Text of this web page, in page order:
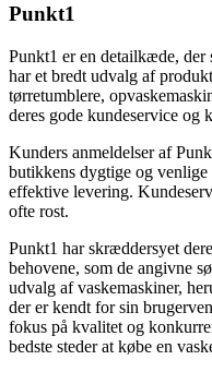
Punkt1
Punkt1 er en detailkæde, der
har et bredt udvalg af
tørretumblere,
deres gode kundeservice og
Kunders anmeldelser af
butikkens dygtige og venlige
effektive levering.
ofte rost.
Punkt1 har skræddersyet
behovene, som de angivne
udvalg af vaskemaskiner,
der er kendt for sin
fokus på kvalitet og
bedste steder at købe en